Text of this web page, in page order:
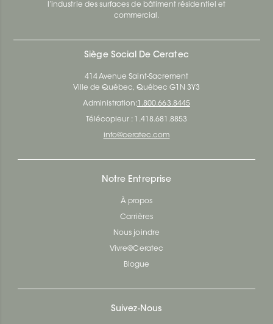
l’industrie des surfaces de bâtiment résidentiel et
commercial.
Siège Social De Ceratec
414 Avenue Saint-Sacrement
Ville de Québec, Québec G1N 3Y3
Administration: 1.800.663.8445
Télécopieur : 1.418.681.8853
info@ceratec.com
Notre Entreprise
À propos
Carrières
Nous joindre
Vivre@Ceratec
Blogue
Suivez-Nous